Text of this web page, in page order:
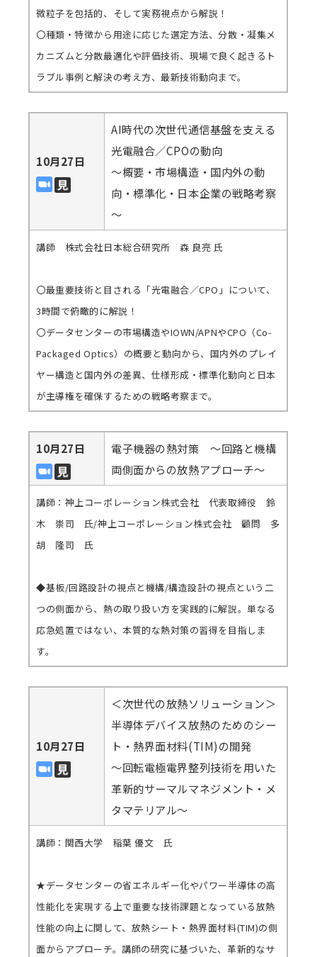
微粒子を包括的、そして実務視点から解説！
〇種類・特徴から用途に応じた選定方法、分散・凝集メ
カニズムと分散最適化や評価技術、現場で良く起きるト
ラブル事例と解決の考え方、最新技術動向まで。
10月27日
AI時代の次世代通信基盤を支える
光電融合／CPOの動向
～概要・市場構造・国内外の動
向・標準化・日本企業の戦略考察
～
講師 株式会社日本総合研究所 森 良亮 氏
〇最重要技術と目される「光電融合／CPO」について、
3時間で俯瞰的に解説！
〇データセンターの市場構造やIOWN/APNやCPO（Co-
Packaged Optics）の概要と動向から、国内外のプレイ
ヤー構造と国内外の差異、仕様形成・標準化動向と日本
が主導権を確保するための戦略考察まで。
10月27日
電子機器の熱対策 ～回路と機構
両側面からの放熱アプローチ～
講師：神上コーポレーション株式会社 代表取締役 鈴
木 崇司 氏/神上コーポレーション株式会社 顧問 多
胡 隆司 氏
◆基板/回路設計の視点と機構/構造設計の視点という二
つの側面から、熱の取り扱い方を実践的に解説。単なる
応急処置ではない、本質的な熱対策の習得を目指しま
す。
10月27日
＜次世代の放熱ソリューション＞
半導体デバイス放熱のためのシー
ト・熱界面材料(TIM)の開発
～回転電極電界整列技術を用いた
革新的サーマルマネジメント・メ
タマテリアル～
講師：関西大学 稲葉 優文 氏
★データセンターの省エネルギー化やパワー半導体の高
性能化を実現する上で重要な技術課題となっている放熱
性能の向上に関して、放熱シート・熱界面材料(TIM)の側
面からアプローチ。講師の研究に基づいた、革新的なサ